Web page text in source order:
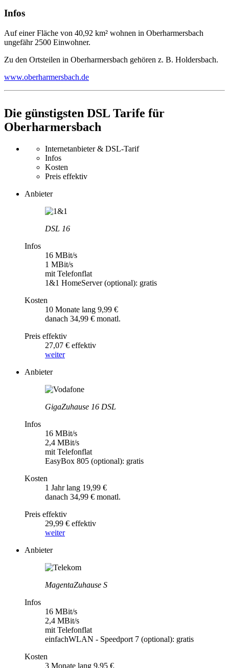
Infos
Auf einer Fläche von 40,92 km² wohnen in Oberharmersbach
ungefähr 2500 Einwohner.
Zu den Ortsteilen in Oberharmersbach gehören z. B. Holdersbach.
www.oberharmersbach.de
Die günstigsten DSL Tarife für
Oberharmersbach
Internetanbieter & DSL-Tarif
Infos
Kosten
Preis effektiv
Anbieter
DSL 16
Infos
16 MBit/s
1 MBit/s
mit Telefonflat
1&1 HomeServer (optional): gratis
Kosten
10 Monate lang 9,99 €
danach 34,99 € monatl.
Preis effektiv
27,07 € effektiv
weiter
Anbieter
GigaZuhause 16 DSL
Infos
16 MBit/s
2,4 MBit/s
mit Telefonflat
EasyBox 805 (optional): gratis
Kosten
1 Jahr lang 19,99 €
danach 34,99 € monatl.
Preis effektiv
29,99 € effektiv
weiter
Anbieter
MagentaZuhause S
Infos
16 MBit/s
2,4 MBit/s
mit Telefonflat
einfachWLAN - Speedport 7 (optional): gratis
Kosten
3 Monate lang 9,95 €